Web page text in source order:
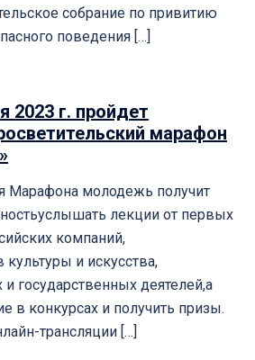
собрание по привитию
поведения […]
2023 г. пройдет
марафон
Марафона молодежь получит
лекции от первых
компаний,
и искусства,
государственных деятелей,а
в конкурсах и получить призы.
трансляции […]